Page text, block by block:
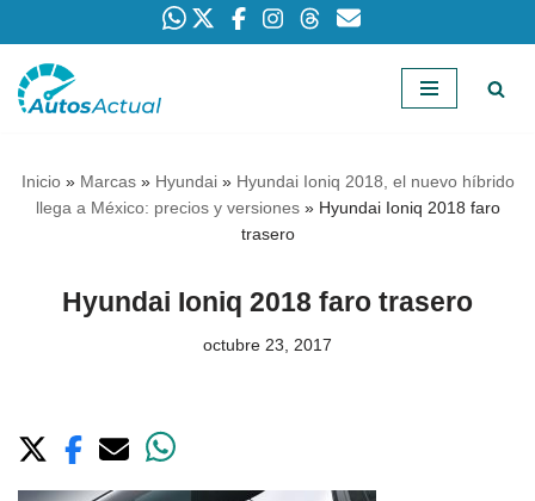
Saltar
Inicio» Marcas» Hyundai» Hyundai Ioniq 2018, el nuevo híbrido
llega a México: precios y versiones» Hyundai Ioniq 2018 faro
trasero
Hyundai Ioniq 2018 faro trasero
octubre 23, 2017